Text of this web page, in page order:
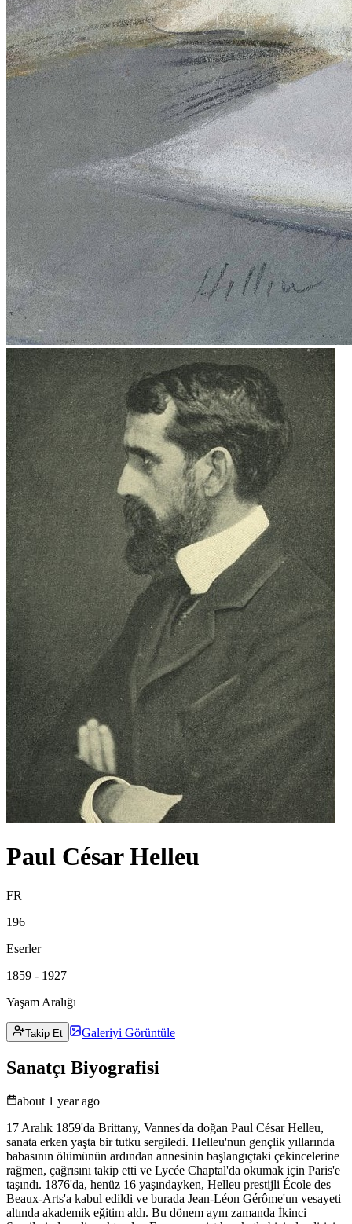
Paul César Helleu
FR
196
Eserler
1859 - 1927
Yaşam Aralığı
Takip Et Galeriyi Görüntüle
Sanatçı Biyografisi
about 1 year ago
17 Aralık 1859'da Brittany, Vannes'da doğan Paul César Helleu,
sanata erken yaşta bir tutku sergiledi. Helleu'nun gençlik yıllarında
babasının ölümünün ardından annesinin başlangıçtaki çekincelerine
rağmen, çağrısını takip etti ve Lycée Chaptal'da okumak için Paris'e
taşındı. 1876'da, henüz 16 yaşındayken, Helleu prestijli École des
Beaux-Arts'a kabul edildi ve burada Jean-Léon Gérôme'un vesayeti
altında akademik eğitim aldı. Bu dönem aynı zamanda İkinci